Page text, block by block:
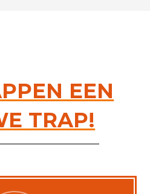
EEN
TRAP!